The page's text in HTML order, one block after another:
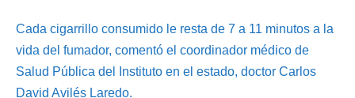
Cada cigarrillo consumido le resta de 7 a 11 minutos a la
vida del fumador, comentó el coordinador médico de
Salud Pública del Instituto en el estado, doctor Carlos
David Avilés Laredo.